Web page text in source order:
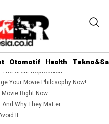
Otomotif Health
Great Depression
Your Movie Philosophy Now!
Right Now
Why They Matter
It